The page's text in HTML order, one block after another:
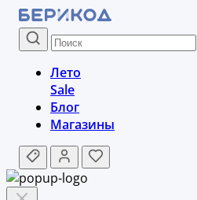
Лето
Sale
Блог
Магазины